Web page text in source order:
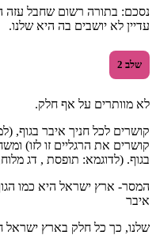
נסכם: בתורה רשום שחבל עזה
עדיין לא יושבים בה היא שלנו.
שלב 2
לא מוותרים על אף חלק.
קושרים לכל חניך איבר בגוף,
קושרים את הרגליים זו לזו)
בגוף. (לדוגמא: תופסת , דג
המסר- ארץ ישראל היא כמו
איבר
שלנו, כך כל חלק בארץ ישראל